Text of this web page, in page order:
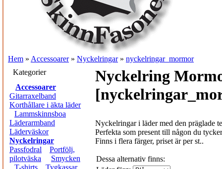
Hem » Accessoarer» Nyckelringar» nyckelringar_mormor
Kategorier
Accessoarer
Gitarraxelband
Korthållare i äkta läder
Lammskinnsboa
Läderarmband
Läderväskor
Nyckelringar
Passfodral
Portfölj,
pilotväska
Smycken
T-shirts
Tygkassar
Nyckelring
Nyckelringar i läder med den präglade
Perfekta som present till någon du
Finns i flera färger, priset är per st..
Dessa alternativ finns: